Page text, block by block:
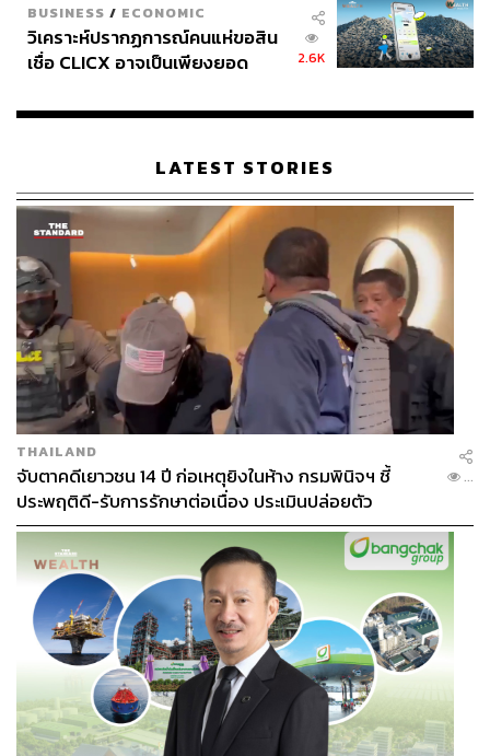
BUSINESS / ECONOMIC
วิเคราะห์ปรากฏการณ์คนแห่ขอสิน
เชื่อ CLICX อาจเป็นเพียงยอด
เรือนไทยที่ถูกซุกไว้
2.6K
LATEST STORIES
THAILAND
จับตาคดีเยาวชน 14 ปี ก่อเหตุยิงในห้าง กรมพินิจฯ ชี้
ประพฤติดี-รับการรักษาต่อเนื่อง ประเมินปล่อยตัว
...